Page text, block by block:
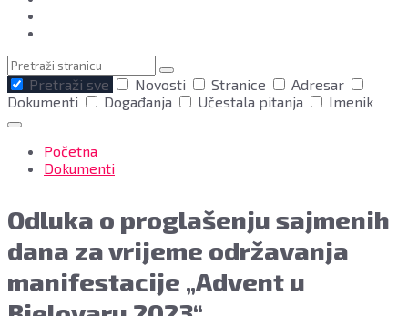
Pretraga
Pretraži sve
Novosti Stranice
Adresar
Dokumenti
Događanja Učestala pitanja Imenik
Početna
Dokumenti
Odluka o proglašenju sajmenih
dana za vrijeme održavanja
manifestacije „Advent u